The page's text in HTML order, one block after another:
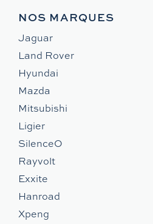
NOS MARQUES
Jaguar
Land Rover
Hyundai
Mazda
Mitsubishi
Ligier
SilenceO
Rayvolt
Exxite
Hanroad
Xpeng